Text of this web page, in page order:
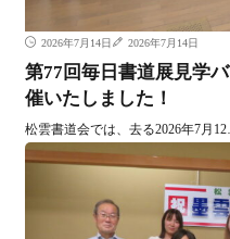
2026年7月14日 2026年7月14日
第77回毎日書道展見学
催いたしました！
松雲書道会では、去る2026年7月